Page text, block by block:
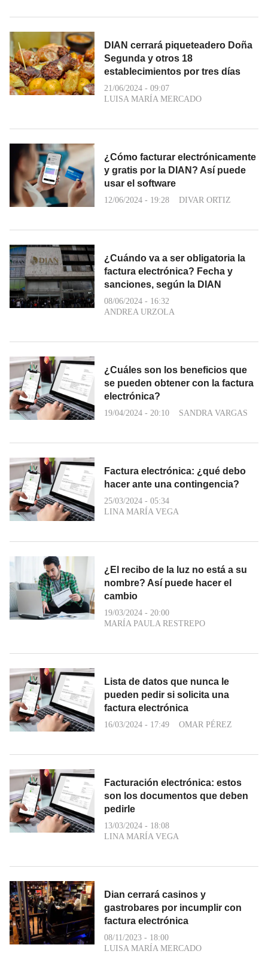
DIAN cerrará piqueteadero Doña
Segunda y otros 18
establecimientos por tres días
21/06/2024 - 09:07
LUISA MARÍA MERCADO
¿Cómo facturar electrónicamente
y gratis por la DIAN? Así puede
usar el software
12/06/2024 - 19:28 DIVAR ORTIZ
¿Cuándo va a ser obligatoria la
factura electrónica? Fecha y
sanciones, según la DIAN
08/06/2024 - 16:32
ANDREA URZOLA
¿Cuáles son los beneficios que
se pueden obtener con la factura
electrónica?
19/04/2024 - 20:10 SANDRA VARGAS
Factura electrónica: ¿qué debo
hacer ante una contingencia?
25/03/2024 - 05:34
LINA MARÍA VEGA
¿El recibo de la luz no está a su
nombre? Así puede hacer el
cambio
19/03/2024 - 20:00
MARÍA PAULA RESTREPO
Lista de datos que nunca le
pueden pedir si solicita una
factura electrónica
16/03/2024 - 17:49 OMAR PÉREZ
Facturación electrónica: estos
son los documentos que deben
pedirle
13/03/2024 - 18:08
LINA MARÍA VEGA
Dian cerrará casinos y
gastrobares por incumplir con
factura electrónica
08/11/2023 - 18:00
LUISA MARÍA MERCADO